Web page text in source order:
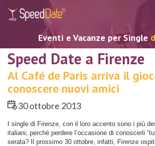
Eventi e Vacanze per Single
Speed Date a Firenze
Al Café de Paris arriva il
conoscere nuovi amici
30 ottobre 2013
I single di Firenze, con il loro accento sono i più
italiani; perché perdere l’occasione di conoscerli
serata? Il prossimo 30 ottobre, infatti, Firenze